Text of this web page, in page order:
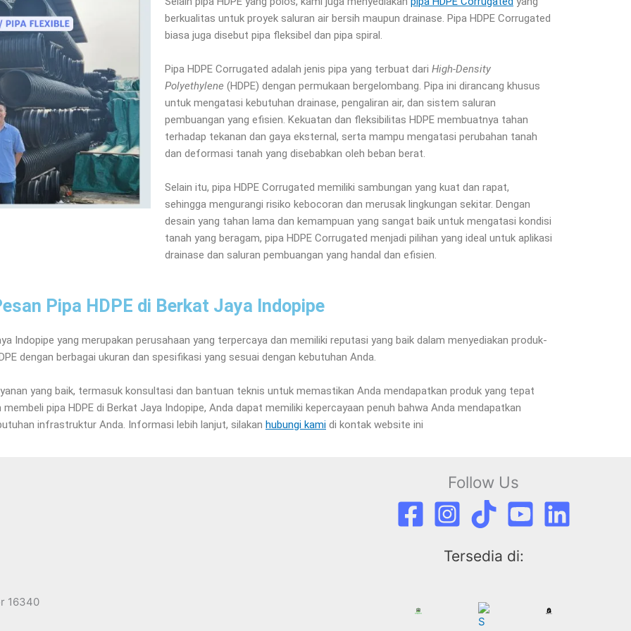
berkualitas untuk proyek saluran air bersih maupun drainase. Pipa HDPE Corrugated
biasa juga disebut pipa fleksibel dan pipa spiral.
Pipa HDPE Corrugated adalah jenis pipa yang terbuat dari High-Density
Polyethylene (HDPE) dengan permukaan bergelombang. Pipa ini dirancang khusus
untuk mengatasi kebutuhan drainase, pengaliran air, dan sistem saluran
pembuangan yang efisien. Kekuatan dan fleksibilitas HDPE membuatnya tahan
terhadap tekanan dan gaya eksternal, serta mampu mengatasi perubahan tanah
dan deformasi tanah yang disebabkan oleh beban berat.
Selain itu, pipa HDPE Corrugated memiliki sambungan yang kuat dan rapat,
sehingga mengurangi risiko kebocoran dan merusak lingkungan sekitar. Dengan
desain yang tahan lama dan kemampuan yang sangat baik untuk mengatasi kondisi
tanah yang beragam, pipa HDPE Corrugated menjadi pilihan yang ideal untuk aplikasi
drainase dan saluran pembuangan yang handal dan efisien.
Pipa HDPE di Berkat Jaya Indopipe
Indopipe yang merupakan perusahaan yang terpercaya dan memiliki reputasi yang baik dalam menyediakan produk-
dengan berbagai ukuran dan spesifikasi yang sesuai dengan kebutuhan Anda.
yang baik, termasuk konsultasi dan bantuan teknis untuk memastikan Anda mendapatkan produk yang tepat
pipa HDPE di Berkat Jaya Indopipe, Anda dapat memiliki kepercayaan penuh bahwa Anda mendapatkan
infrastruktur Anda. Informasi lebih lanjut, silakan hubungi kami di kontak website ini
16340
Follow Us
Tersedia di: